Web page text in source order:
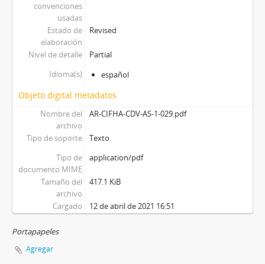
convenciones
usadas
Estado de
elaboración
Revised
Nivel de detalle
Partial
Idioma(s)
español
Objeto digital metadatos
Nombre del
archivo
AR-CIFHA-CDV-AS-1-029.pdf
Tipo de soporte
Texto
Tipo de
documento MIME
application/pdf
Tamaño del
archivo
417.1 KiB
Cargado 12 de abril de 2021 16:51
Portapapeles
Agregar